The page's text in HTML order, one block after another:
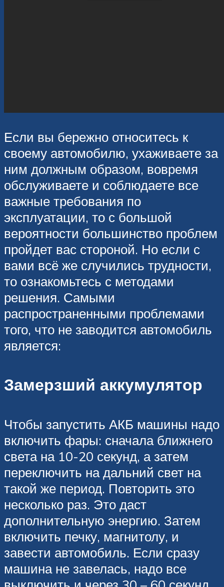
Если вы бережно относитесь к
своему автомобилю, ухаживаете за
ним должным образом, вовремя
обслуживаете и соблюдаете все
важные требования по
эксплуатации, то с большой
вероятности большинство проблем
пройдет вас стороной. Но если с
вами всё же случились трудности,
то ознакомьтесь с методами
решения. Самыми
распространенными проблемами
того, что не заводится автомобиль
является:
Замерзший аккумулятор
Чтобы запустить АКБ машины надо
включить фары: сначала ближнего
света на 10-20 секунд, а затем
переключить на дальний свет на
такой же период. Повторить это
несколько раз. Это даст
дополнительную энергию. Затем
включить печку, магнитолу, и
завести автомобиль. Если сразу
машина не завелась, надо все